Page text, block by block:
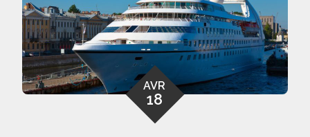
AVR
18